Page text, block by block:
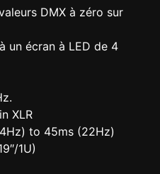
DMX à zéro sur
un écran à LED de 4
XLR
to 45ms (22Hz)
1U)